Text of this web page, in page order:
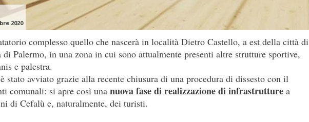
2020
complesso quello che nascerà in località Dietro Castello, a est della città di
Palermo, in una zona in cui sono attualmente presenti altre strutture sportive,
e palestra.
stato avviato grazie alla recente chiusura di una procedura di dissesto con il
comunali: si apre così una nuova fase di realizzazione di infrastrutture a
di Cefalù e, naturalmente, dei turisti.